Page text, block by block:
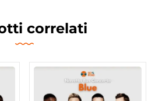
correlati